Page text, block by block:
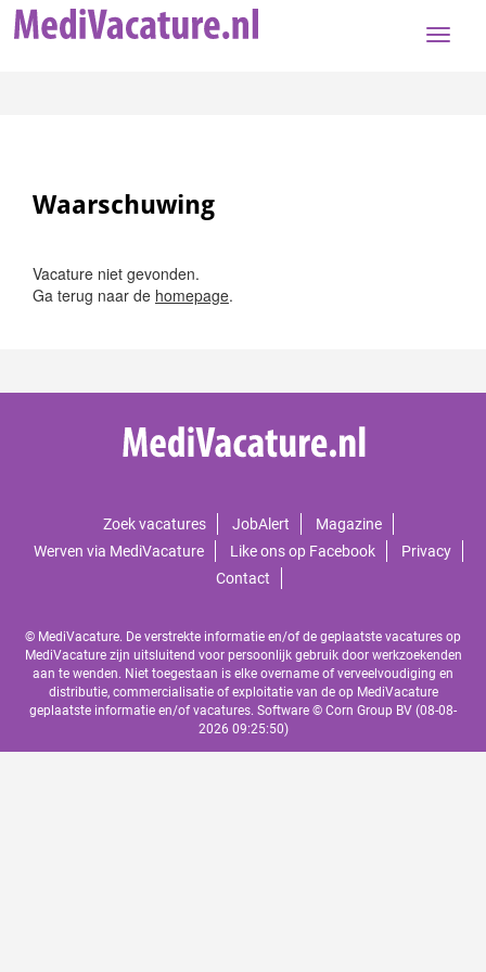
Toggle
Waarschuwing
Vacature niet gevonden.
Ga terug naar de homepage.
Zoek vacatures JobAlert
Magazine
Werven via MediVacature
Like ons op Facebook
Privacy
Contact
© MediVacature. De verstrekte informatie en/of de geplaatste vacatures op
MediVacature zijn uitsluitend voor persoonlijk gebruik door werkzoekenden
aan te wenden. Niet toegestaan is elke overname of verveelvoudiging en
distributie, commercialisatie of exploitatie van de op MediVacature
geplaatste informatie en/of vacatures. Software © Corn Group BV (08-08-
2026 09:25:50)